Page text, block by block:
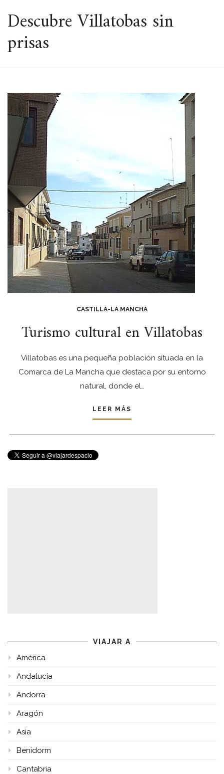
ESPACIO
Descubre Villatobas sin
prisas
CASTILLA-LA MANCHA
Turismo cultural en Villatobas
Villatobas es una pequeña población situada en la
Comarca de La Mancha que destaca por su entorno
natural, donde el…
LEER MÁS
VIAJAR A
América
Andalucía
Andorra
Aragón
Asia
Benidorm
Cantabria